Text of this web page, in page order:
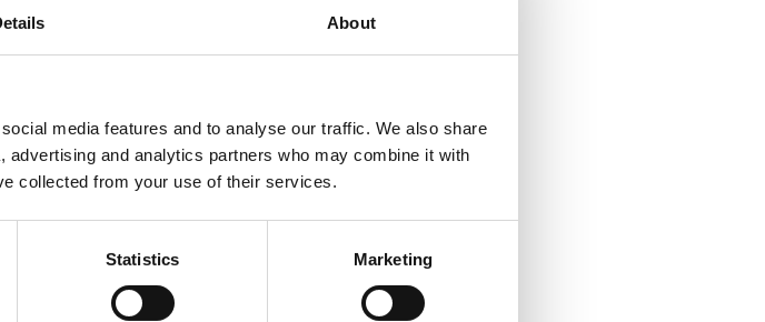
About
media features and to analyse our traffic. We also share
and analytics partners who may combine it with
collected from your use of their services.
Statistics Marketing
avulla hyviä kokemuksia
ja viljelijöille opetetaan myös
Edellisessä hankkeessa
kuorinnassa syntyvää jätettä
joiden vastaavat viljelijät
hankkeen aikana taimia ja
hunajantuotannon.